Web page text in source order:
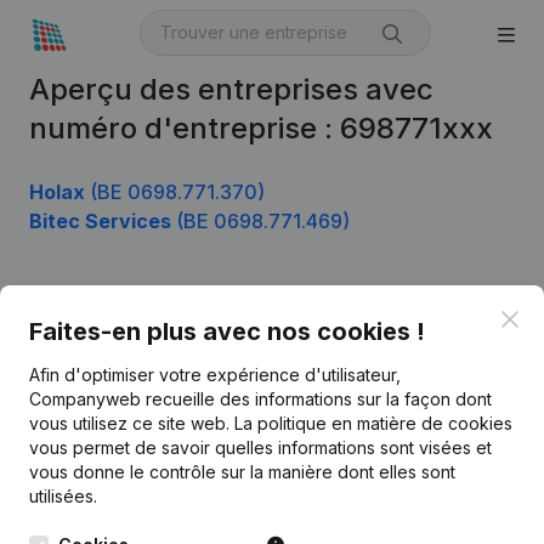
Aperçu des entreprises avec
numéro d'entreprise : 698771xxx
Holax (BE 0698.771.370)
Bitec Services (BE 0698.771.469)
Faites-en plus avec nos cookies !
Afin d'optimiser votre expérience d'utilisateur,
Companyweb recueille des informations sur la façon dont
vous utilisez ce site web. La politique en matière de cookies
vous permet de savoir quelles informations sont visées et
vous donne le contrôle sur la manière dont elles sont
utilisées.
Français
Kantorenpark Everest
248D,
Monitoring
Recherche internationale